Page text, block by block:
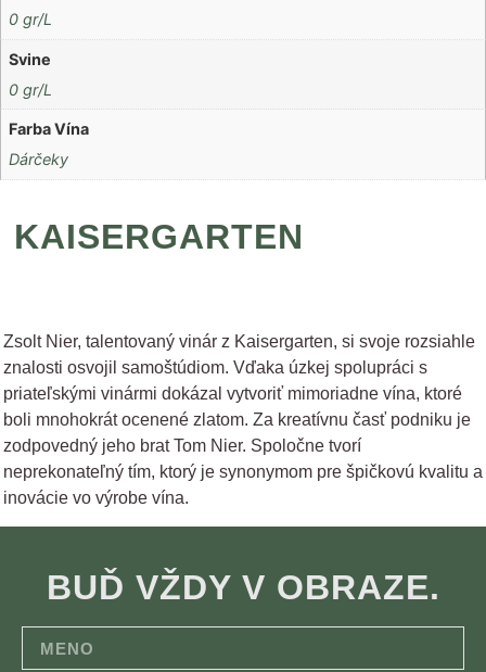
0 gr/L
Svine
0 gr/L
Farba Vína
Dárčeky
KAISERGARTEN
Zsolt Nier, talentovaný vinár z Kaisergarten, si svoje rozsiahle
znalosti osvojil samoštúdiom. Vďaka úzkej spolupráci s
priateľskými vinármi dokázal vytvoriť mimoriadne vína, ktoré
boli mnohokrát ocenené zlatom. Za kreatívnu časť podniku je
zodpovedný jeho brat Tom Nier. Spoločne tvorí
neprekonateľný tím, ktorý je synonymom pre špičkovú kvalitu a
inovácie vo výrobe vína.
BUĎ VŽDY V OBRAZE.